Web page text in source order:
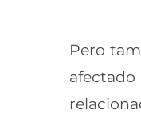
Pero